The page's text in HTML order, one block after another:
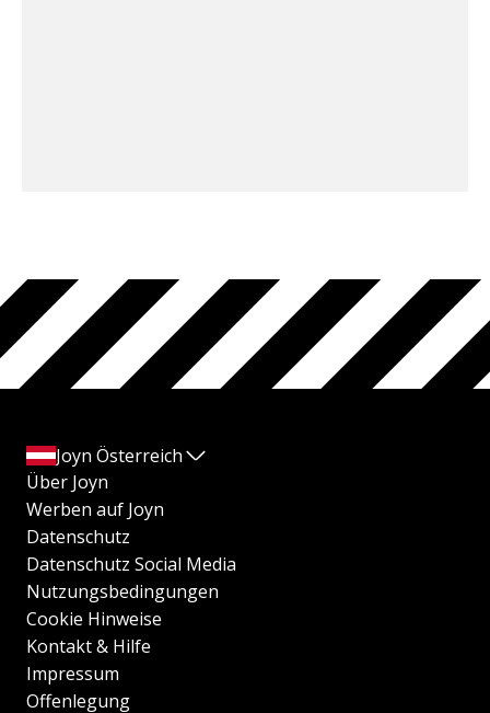
Joyn Österreich
Über Joyn
Werben auf Joyn
Datenschutz
Datenschutz Social Media
Nutzungsbedingungen
Cookie Hinweise
Kontakt & Hilfe
Impressum
Offenlegung